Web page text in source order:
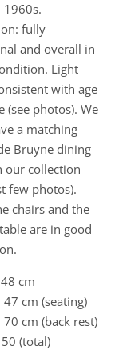
1960s.
fully
and overall in
Light
with age
(see photos). We
a matching
Bruyne dining
our collection
few photos).
chairs and the
are in good
cm
47 cm (seating)
70 cm (back rest)
(total)